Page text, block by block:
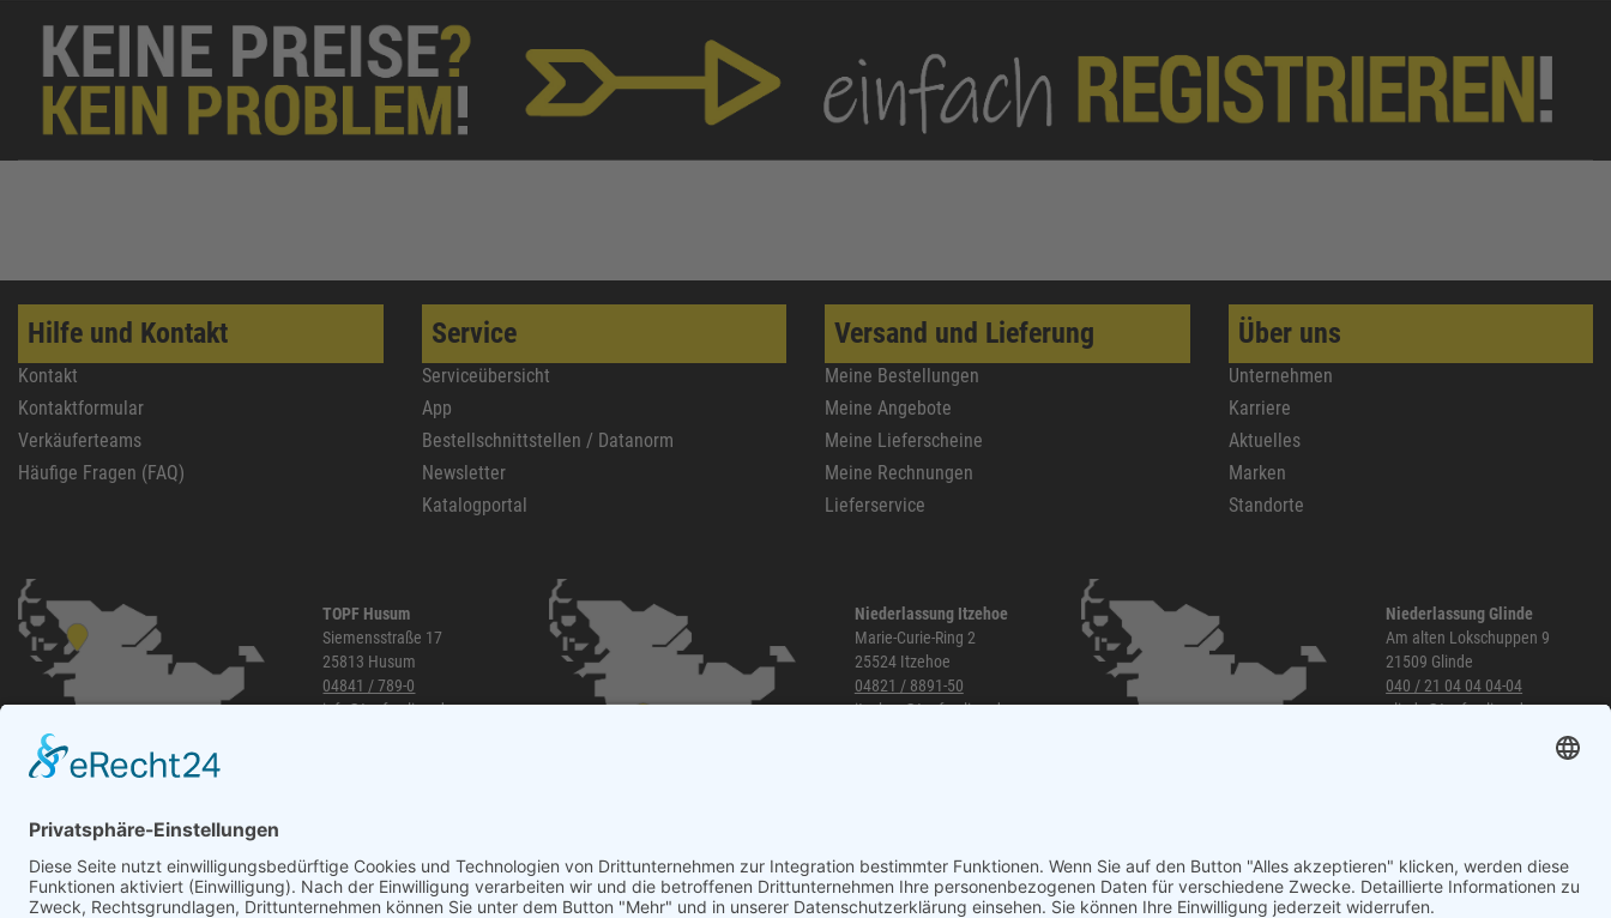
Hilfe und Kontakt
Kontakt
Kontaktformular
Verkäuferteams
Häufige Fragen (FAQ)
Service
Serviceübersicht
App
Bestellschnittstellen / Datanorm
Newsletter
Katalogportal
Versand und Lieferung
Meine Bestellungen
Meine Angebote
Meine Lieferscheine
Meine Rechnungen
Lieferservice
Über uns
Unternehmen
Karriere
Aktuelles
Marken
Standorte
TOPF Husum
Siemensstraße 17
25813 Husum
04841 / 789-0
info@topf-online.de
Niederlassung Itzehoe
Marie-Curie-Ring 2
25524 Itzehoe
04821 / 8891-50
itzehoe@topf-online.de
Niederlassung Glinde
Am alten Lokschuppen 9
21509 Glinde
040 / 21 04 04 04-04
glinde@topf-online.de